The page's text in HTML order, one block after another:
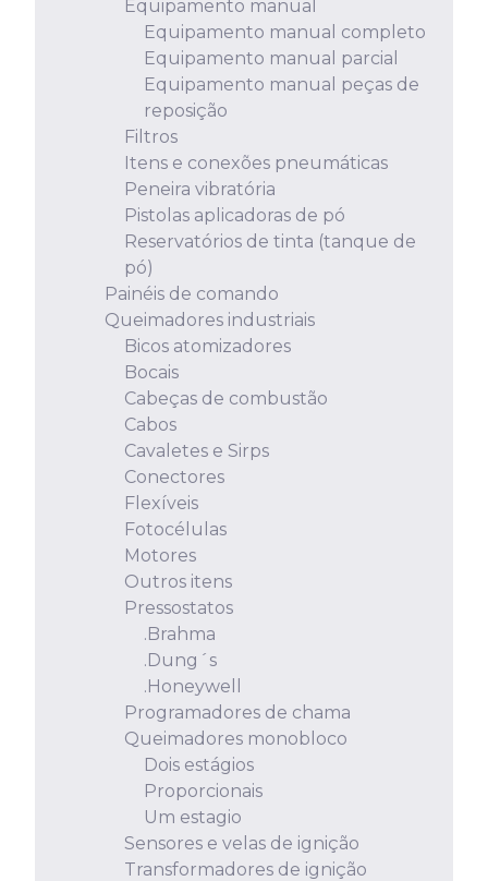
Equipamento manual
Equipamento manual completo
Equipamento manual parcial
Equipamento manual peças de
reposição
Filtros
Itens e conexões pneumáticas
Peneira vibratória
Pistolas aplicadoras de pó
Reservatórios de tinta (tanque de
pó)
Painéis de comando
Queimadores industriais
Bicos atomizadores
Bocais
Cabeças de combustão
Cabos
Cavaletes e Sirps
Conectores
Flexíveis
Fotocélulas
Motores
Outros itens
Pressostatos
.Brahma
.Dung´s
.Honeywell
Programadores de chama
Queimadores monobloco
Dois estágios
Proporcionais
Um estagio
Sensores e velas de ignição
Transformadores de ignição